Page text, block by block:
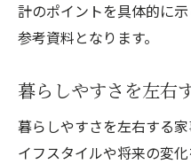
計のポイントを具体的に
参考資料となります。
暮らしやすさを左右
暮らしやすさを左右する
イフスタイルや将来の変